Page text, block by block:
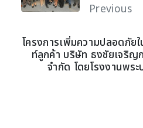
Previous
โครงการเพิ่มความปลอดภัย
ท์ลูกค้า บริษัท ธงชัยเจริญ
จำกัด โดยโรงงานพระ